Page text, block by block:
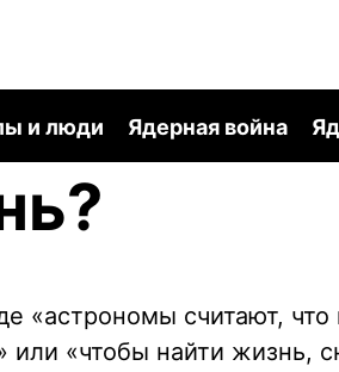
и люди Ядерная война
«астрономы считают, что
или «чтобы найти жизнь,